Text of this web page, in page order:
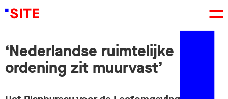
‘Nederlandse ruimtelijke
ordening zit muurvast’